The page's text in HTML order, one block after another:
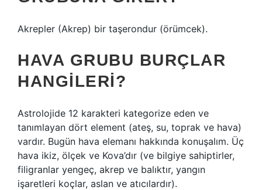
Akrepler (Akrep) bir taşerondur (örümcek).
HAVA GRUBU BURÇLAR
HANGILERI?
Astrolojide 12 karakteri kategorize eden ve
tanımlayan dört element (ateş, su, toprak ve hava)
vardır. Bugün hava elemanı hakkında konuşalım. Üç
hava ikiz, ölçek ve Kova’dır (ve bilgiye sahiptirler,
filigranlar yengeç, akrep ve balıktır, yangın
işaretleri koçlar, aslan ve atıcılardır).